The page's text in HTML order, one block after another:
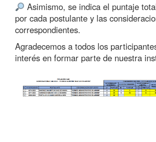
Asimismo, se indica el puntaje
por cada postulante y las
correspondientes.
Agradecemos a todos los
interés en formar parte de nuestra